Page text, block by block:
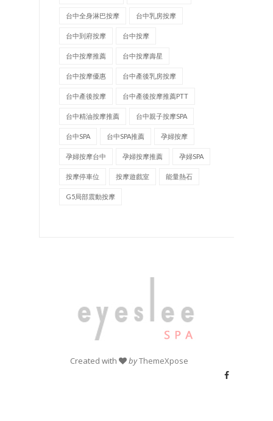
台中全身淋巴按摩 台中乳房按摩
台中到府按摩 台中按摩
台中按摩推薦 台中按摩壽星
台中按摩優惠 台中產後乳房按摩
台中產後按摩 台中產後按摩推薦PTT
台中精油按摩推薦 台中親子按摩SPA
台中SPA 台中SPA推薦 孕婦按摩
孕婦按摩台中 孕婦按摩推薦 孕婦SPA
按摩停車位 按摩遊戲室 能量熱石
G5局部震動按摩
Created with byThemeXpose